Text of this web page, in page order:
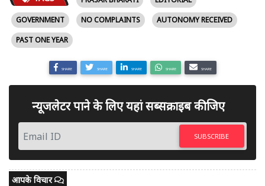
GOVERNMENT
NO COMPLAINTS
AUTONOMY RECEIVED
PAST ONE YEAR
SHARE SHARE SHARE SHARE SHARE
न्यूजलेटर पाने के लिए यहां सब्सक्राइब कीजिए
SUBSCRIBE
आपके विचार